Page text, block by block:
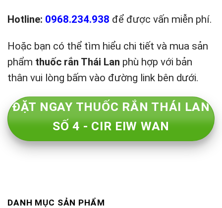
Hotline: 0968.234.938 để được vấn miễn phí.
Hoặc bạn có thể tìm hiểu chi tiết và mua sản
phẩm thuốc rắn Thái Lan phù hợp với bản
thân vui lòng bấm vào đường link bên dưới.
ĐẶT NGAY THUỐC RẮN THÁI LAN
SỐ 4 - CIR EIW WAN
DANH MỤC SẢN PHẨM